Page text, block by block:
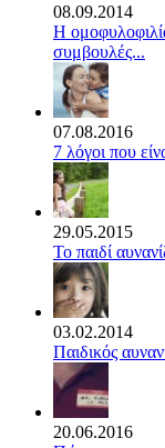
08.09.2014
Η
συμβουλές...
07.08.2016
7 λόγοι που
29.05.2015
Το παιδί
03.02.2014
Παιδικός
20.06.2016